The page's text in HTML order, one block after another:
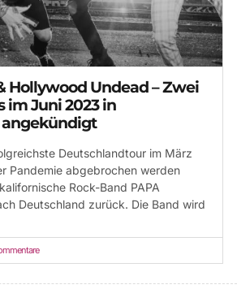
Hollywood Undead – Zwei
im Juni 2023 in
Deutschlandtour im März
Pandemie abgebrochen werden
Rock-Band PAPA
Deutschland zurück. Die Band wird